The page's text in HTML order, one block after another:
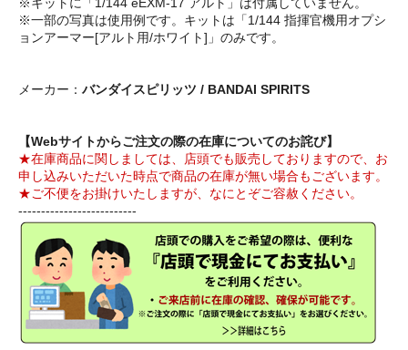
※一部の写真は使用例です。キットは「1/144 指揮官機用オプシ
ョンアーマー[アルト用/ホワイト]」のみです。
メーカー： バンダイスピリッツ / BANDAI SPIRITS
【Webサイトからご注文の際の在庫についてのお詫び】
★在庫商品に関しましては、店頭でも販売しておりますので、お
申し込みいただいた時点で商品の在庫が無い場合もございます。
★ご不便をお掛けいたしますが、なにとぞご容赦ください。
--------------------------